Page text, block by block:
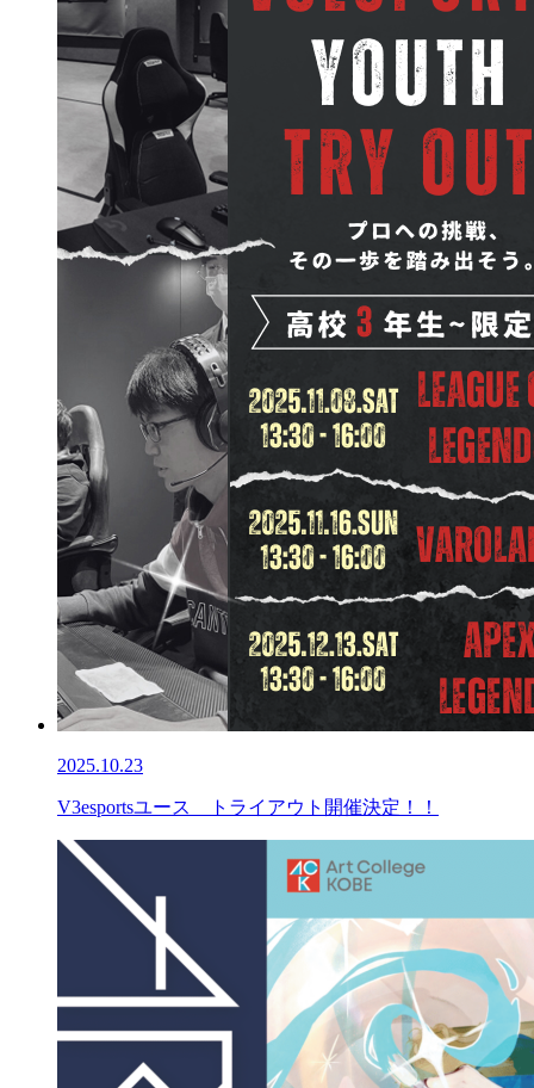
2025.10.23
V3esportsユース トライアウト開催決定！！